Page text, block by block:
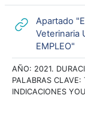
Apartado
Veterinaria
EMPLEO"
AÑO: 2021.
PALABRAS
INDICACIONES